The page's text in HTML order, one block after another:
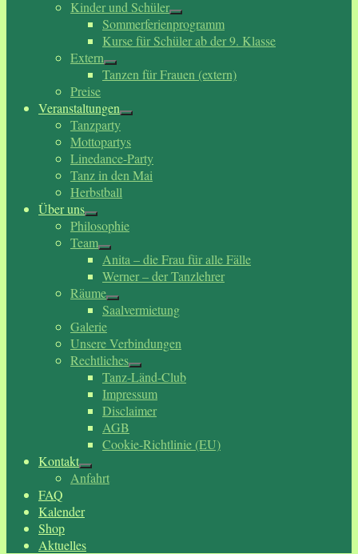
Kinder und Schüler
Sommerferienprogramm
Kurse für Schüler ab der 9. Klasse
Extern
Tanzen für Frauen (extern)
Preise
Veranstaltungen
Tanzparty
Mottopartys
Linedance-Party
Tanz in den Mai
Herbstball
Über uns
Philosophie
Team
Anita – die Frau für alle Fälle
Werner – der Tanzlehrer
Räume
Saalvermietung
Galerie
Unsere Verbindungen
Rechtliches
Tanz-Länd-Club
Impressum
Disclaimer
AGB
Cookie-Richtlinie (EU)
Kontakt
Anfahrt
FAQ
Kalender
Shop
Aktuelles